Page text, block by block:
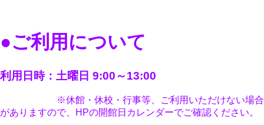
●ご利用について
利用日時：土曜日 9:00～13:00
※休館・休校・行事等、ご利用いただけない場合
がありますので、HPの開館日カレンダーでご確認ください。